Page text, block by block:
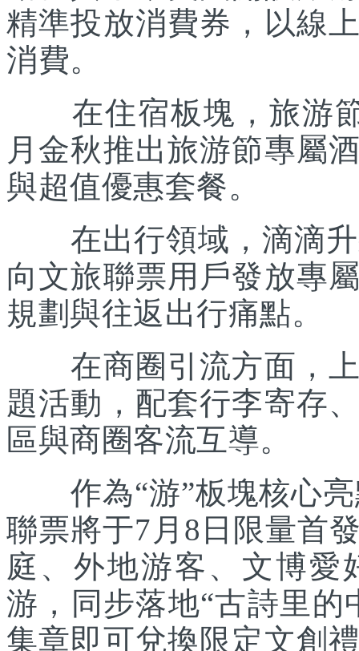
精準投放消費券，以線
消費。
在住宿板塊，旅游節
月金秋推出旅游節專屬
與超值優惠套餐。
在出行領域，滴滴升
向文旅聯票用戶發放專
規劃與往返出行痛點。
在商圈引流方面，上
題活動，配套行李寄存
區與商圈客流互導。
作為“游”板塊核心亮
聯票將于7月8日限量首
庭、外地游客、文博愛
游，同步落地“古詩里
集章即可兌換限定文創